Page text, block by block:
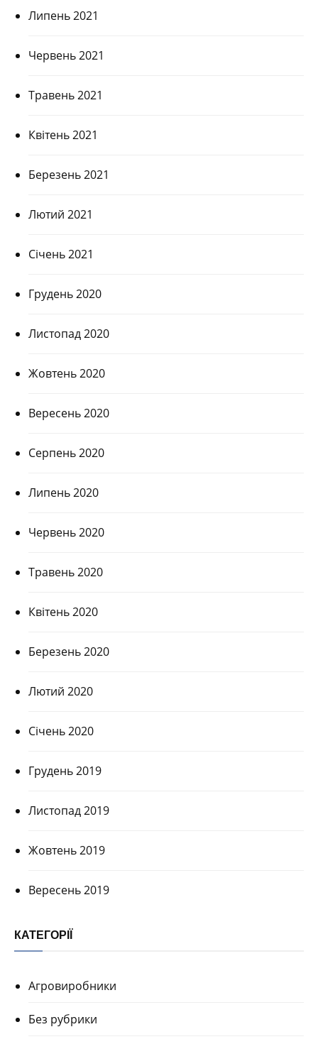
Липень 2021
Червень 2021
Травень 2021
Квітень 2021
Березень 2021
Лютий 2021
Січень 2021
Грудень 2020
Листопад 2020
Жовтень 2020
Вересень 2020
Серпень 2020
Липень 2020
Червень 2020
Травень 2020
Квітень 2020
Березень 2020
Лютий 2020
Січень 2020
Грудень 2019
Листопад 2019
Жовтень 2019
Вересень 2019
КАТЕГОРІЇ
Агровиробники
Без рубрики